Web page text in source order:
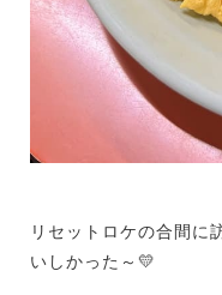
リセットロケの合間に
いしかった～💛